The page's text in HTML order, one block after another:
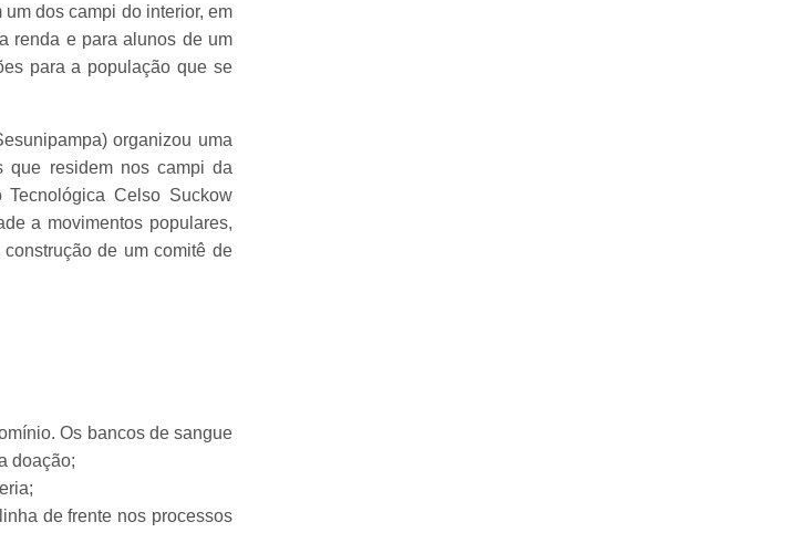
dos campi do interior, em
renda e para alunos de um
para a população que se
organizou uma
que residem nos campi da
Celso Suckow
a movimentos populares,
de um comitê de
Os bancos de sangue
doação;
de frente nos processos